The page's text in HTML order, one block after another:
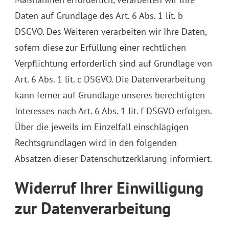
Daten auf Grundlage des Art. 6 Abs. 1 lit. b
DSGVO. Des Weiteren verarbeiten wir Ihre Daten,
sofern diese zur Erfüllung einer rechtlichen
Verpflichtung erforderlich sind auf Grundlage von
Art. 6 Abs. 1 lit. c DSGVO. Die Datenverarbeitung
kann ferner auf Grundlage unseres berechtigten
Interesses nach Art. 6 Abs. 1 lit. f DSGVO erfolgen.
Über die jeweils im Einzelfall einschlägigen
Rechtsgrundlagen wird in den folgenden
Absätzen dieser Datenschutzerklärung informiert.
Widerruf Ihrer Einwilligung
zur Datenverarbeitung